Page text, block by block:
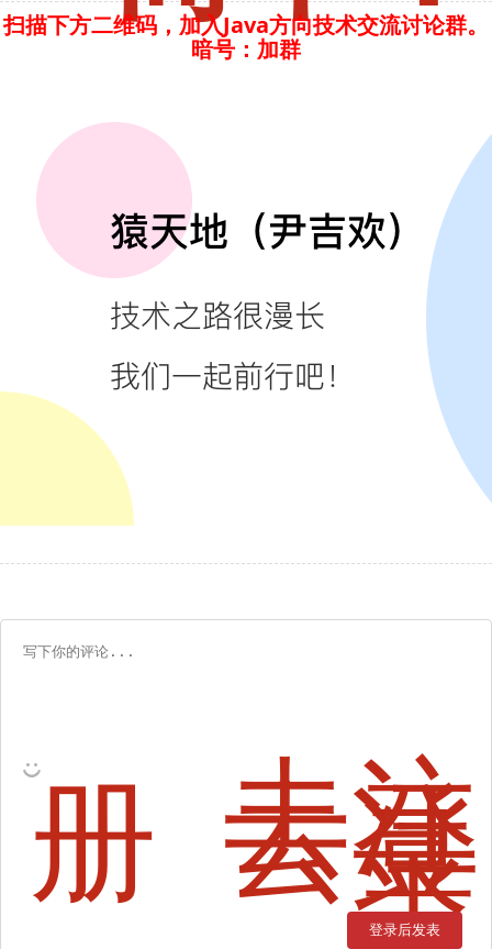
务
优
雅
下
线，
没...
插
件，...
10.
在
线
进
行
分
库
分
表...
11.
深
度
分
页，
我
都
是
这
么
玩
的
扫描下方二维码，加入Java方向技术交流讨论群。
暗号：加群
去注
册 去登
录
登录后发表